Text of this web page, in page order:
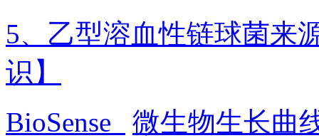
5、乙型溶血性链球菌来
识】
BioSense
微生物生长曲